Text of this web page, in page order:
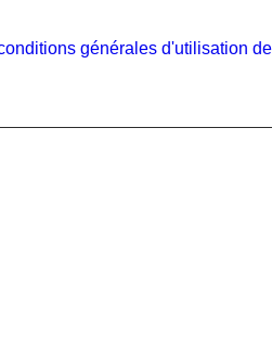
générales d'utilisation